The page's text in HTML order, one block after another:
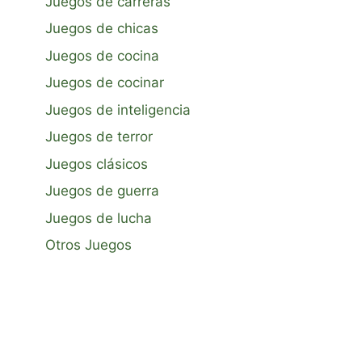
Juegos de chicas
Juegos de cocina
Juegos de cocinar
Juegos de inteligencia
Juegos de terror
Juegos clásicos
Juegos de guerra
Juegos de lucha
Otros Juegos